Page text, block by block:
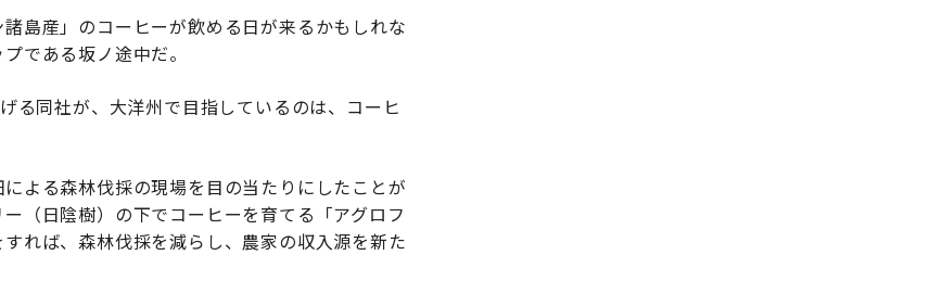
島産」のコーヒーが飲める日が来るかもしれな
である坂ノ途中だ。
る同社が、大洋州で目指しているのは、コーヒ
よる森林伐採の現場を目の当たりにしたことが
（日陰樹）の下でコーヒーを育てる「アグロフ
れば、森林伐採を減らし、農家の収入源を新た